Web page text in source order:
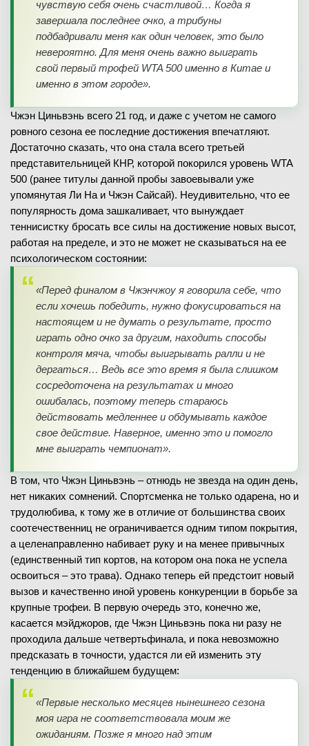
чувствую себя очень счастливой… Когда я
завершала последнее очко, а трибуны
подбадривали меня как один человек, это было
невероятно. Для меня очень важно выиграть
свой первый трофей WTA 500 именно в Китае и
именно в этом городе».
Чжэн Циньвэнь всего 21 год, и даже с учетом не самого
ровного сезона ее последние достижения впечатляют.
Достаточно сказать, что она стала всего третьей
представительницей КНР, которой покорился уровень WTA
500 (ранее титулы данной пробы завоевывали уже
упомянутая Ли На и Чжэн Сайсай). Неудивительно, что ее
популярность дома зашкаливает, что вынуждает
теннисистку бросать все силы на достижение новых высот,
работая на пределе, и это не может не сказываться на ее
психологическом состоянии:
«Перед финалом в Чжэнчжоу я говорила себе, что
если хочешь победить, нужно фокусироваться на
настоящем и не думать о результате, просто
играть одно очко за другим, находить способы
контроля мяча, чтобы выигрывать ралли и не
дергаться… Ведь все это время я была слишком
сосредоточена на результатах и много
ошибалась, поэтому теперь стараюсь
действовать медленнее и обдумывать каждое
свое действие. Наверное, именно это и помогло
мне выиграть чемпионат».
В том, что Чжэн Циньвэнь – отнюдь не звезда на один день,
нет никаких сомнений. Спортсменка не только одарена, но и
трудолюбива, к тому же в отличие от большинства своих
соотечественниц не ограничивается одним типом покрытия,
а целенаправленно набивает руку и на менее привычных
(единственный тип кортов, на котором она пока не успела
освоиться – это трава). Однако теперь ей предстоит новый
вызов и качественно иной уровень конкуренции в борьбе за
крупные трофеи. В первую очередь это, конечно же,
касается мэйджоров, где Чжэн Циньвэнь пока ни разу не
проходила дальше четвертьфинала, и пока невозможно
предсказать в точности, удастся ли ей изменить эту
тенденцию в ближайшем будущем:
«Первые несколько месяцев нынешнего сезона
моя игра не соответствовала моим же
ожиданиям. Позже я много над этим